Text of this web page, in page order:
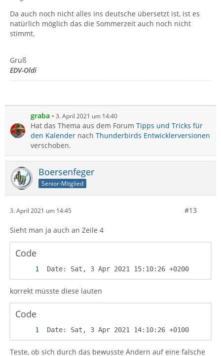
Da auch noch nicht alles ins deutsche übersetzt ist, ist es
natürlich möglich das die Sommerzeit auch noch nicht
stimmt.
Gruß
EDV-Oldi
graba 3. April 2021 um 14:40
Hat das Thema aus dem Forum Tipps und Tricks für
den Kalender nach Thunderbirds Entwicklerversionen
verschoben.
Boersenfeger
Senior-Mitglied
3. April 2021 um 14:45 #13
Sieht man ja auch an Zeile 4
Code
Date: Sat, 3 Apr 2021 15:10:26 +0200
korrekt müsste diese lauten
Code
Date: Sat, 3 Apr 2021 14:10:26 +0100
Teste, ob sich durch das bewusste Ändern auf eine falsche